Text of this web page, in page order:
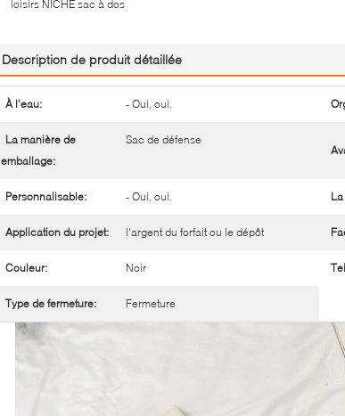
loisirs NICHE sac à dos
Description de produit détaillée
À l'eau: - Oui, oui.
La manière de
emballage:
Sac de défense
Personnalisable: - Oui, oui.
Application du projet: l'argent du forfait ou le dépôt
Couleur: Noir
Type de fermeture: Fermeture